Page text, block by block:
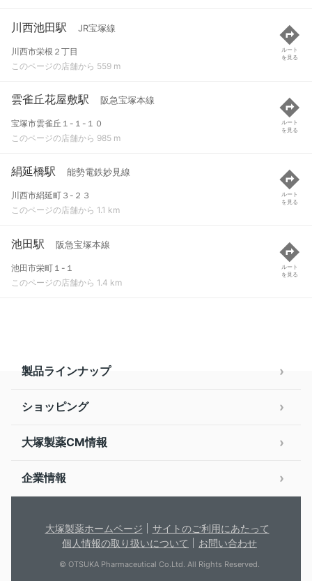
川西池田駅 JR宝塚線
川西市栄根２丁目
このページの店舗から 559 m
ルート
を見る
雲雀丘花屋敷駅 阪急宝塚本線
宝塚市雲雀丘１-１-１０
このページの店舗から 985 m
ルート
を見る
絹延橋駅 能勢電鉄妙見線
川西市絹延町３-２３
このページの店舗から 1.1 km
ルート
を見る
池田駅 阪急宝塚本線
池田市栄町１-１
このページの店舗から 1.4 km
ルート
を見る
製品ラインナップ
ショッピング
大塚製薬CM情報
企業情報
大塚製薬ホームページ
サイトのご利用にあたって
個人情報の取り扱いについて
お問い合わせ
© OTSUKA Pharmaceutical Co.Ltd. All Rights Reserved.